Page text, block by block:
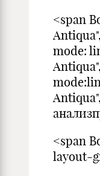
<span
mode:
<span
layout-